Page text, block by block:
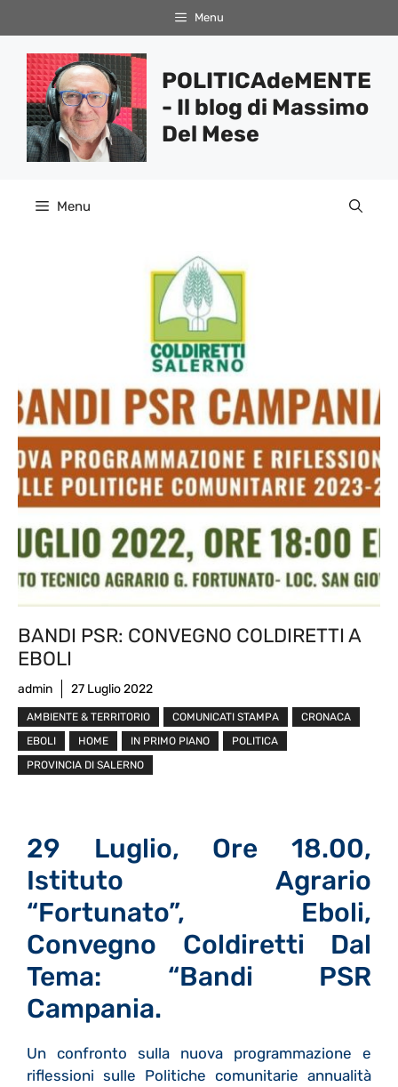
al
contenuto
Menu
POLITICAdeMENTE
- Il blog di Massimo
Del Mese
Menu
BANDI PSR: CONVEGNO COLDIRETTI A
EBOLI
admin 27 Luglio 2022
AMBIENTE & TERRITORIO COMUNICATI STAMPA
CRONACA
EBOLI
HOME IN PRIMO PIANO
POLITICA
PROVINCIA DI SALERNO
29 Luglio, Ore 18.00,
Istituto Agrario
“Fortunato”, Eboli,
Convegno Coldiretti Dal
Tema: “Bandi PSR
Campania.
Un confronto sulla nuova programmazione e
riflessioni sulle Politiche comunitarie annualità